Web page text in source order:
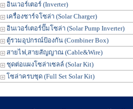
อินเวอร์เตอร์ (Inverter)
เครื่องชาร์จโซล่า (Solar Charger)
อินเวอร์เตอร์ปั๊มโซล่า (Solar Pump Inverter)
ตู้รวมอุปกรณ์ป้องกัน (Combiner Box)
สายไฟ,สายสัญญาณ (Cable&Wire)
ชุดต่อแผงโซล่าเซลล์ (Solar Kit)
โซล่าครบชุด (Full Set Solar Kit)